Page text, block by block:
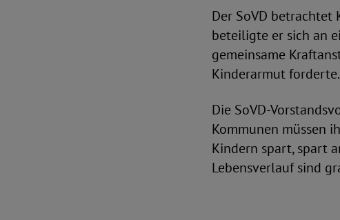
Der SoVD betrachtet
beteiligte er sich an
gemeinsame
Kinderarmut forderte.
Die SoVD-
Kommunen müssen
Kindern spart, spart
Lebensverlauf sind